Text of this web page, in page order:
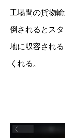
工場間の貨物
倒されるとス
地に収容され
くれる。